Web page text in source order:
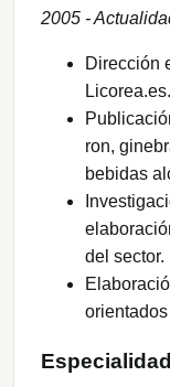
2005 -
Dirección
Licorea.es.
ron,
bebidas
del sector.